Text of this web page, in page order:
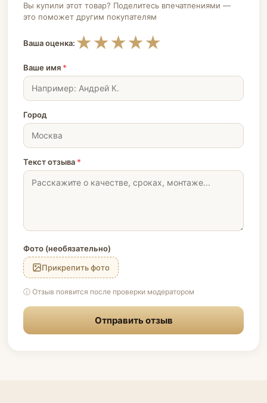
Вы купили этот товар? Поделитесь впечатлениями —
это поможет другим покупателям
Ваша оценка: ★
★
★
★
★
Ваше имя *
Город
Текст отзыва *
Фото (необязательно)
Прикрепить фото
ⓘ Отзыв появится после проверки модератором
Отправить отзыв